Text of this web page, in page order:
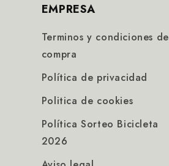
EMPRESA
Terminos y condiciones de
compra
Política de privacidad
Politica de cookies
Política Sorteo Bicicleta
2026